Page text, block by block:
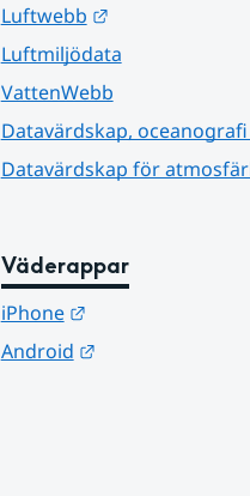
Luftwebb
Länk till annan
Luftmiljödata
VattenWebb
Datavärdskap,
Datavärdskap för
Väderappar
iPhone
Länk till annan
Android
Länk till annan